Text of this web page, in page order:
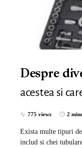
Despre
acestea si
775 views 2
Exista multe tipuri
includ si chei